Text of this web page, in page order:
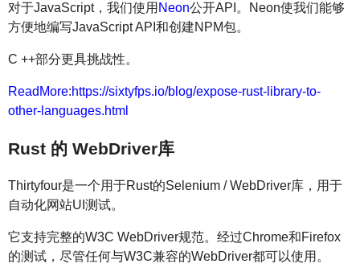
对于JavaScript，我们使用 Neon公开API。Neon使我们能够
方便地编写JavaScript API和创建NPM包。
C ++部分更具挑战性。
ReadMore:https://sixtyfps.io/blog/expose-rust-library-to-
other-languages.html
Rust 的 WebDriver库
Thirtyfour是一个用于Rust的Selenium / WebDriver库，用于
自动化网站UI测试。
它支持完整的W3C WebDriver规范。经过Chrome和Firefox
的测试，尽管任何与W3C兼容的WebDriver都可以使用。